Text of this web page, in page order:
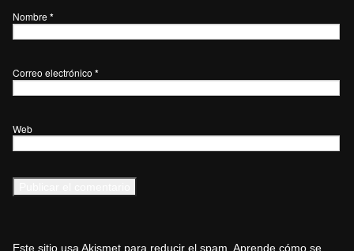
Nombre *
Correo electrónico *
Web
Este sitio usa Akismet para reducir el spam. Aprende cómo se